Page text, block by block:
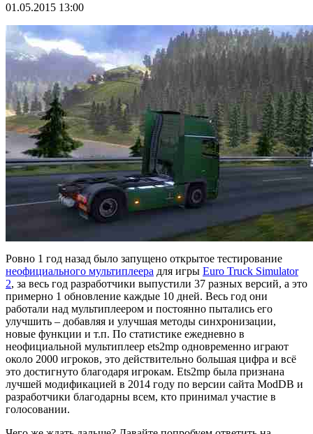
01.05.2015 13:00
Ровно 1 год назад было запущено открытое тестирование
неофициального мультиплеера для игры Euro Truck Simulator
2, за весь год разработчики выпустили 37 разных версий, а это
примерно 1 обновление каждые 10 дней. Весь год они
работали над мультиплеером и постоянно пытались его
улучшить – добавляя и улучшая методы синхронизации,
новые функции и т.п. По статистике ежедневно в
неофициальной мультиплеер ets2mp одновременно играют
около 2000 игроков, это действительно большая цифра и всё
это достигнуто благодаря игрокам. Ets2mp была признана
лучшей модификацией в 2014 году по версии сайта ModDB и
разработчики благодарны всем, кто принимал участие в
голосовании.